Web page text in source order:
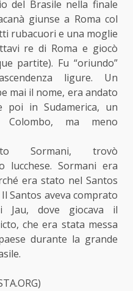
del Brasile nella finale
giunse a Roma col
rubacuori e una moglie
re di Roma e giocò
partite). Fu “oriundo”
ligure. Un
mai il nome, era andato
poi in Sudamerica, un
ma meno
Sormani, trovò
lucchese. Sormani era
era stato nel Santos
Santos aveva comprato
Jau, dove giocava il
che era stata messa
durante la grande